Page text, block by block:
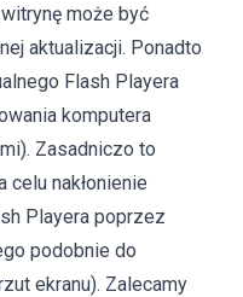
może być
aktualizacji. Ponadto
Flash Playera
komputera
Zasadniczo to
nakłonienie
Playera poprzez
podobnie do
ekranu). Zalecamy